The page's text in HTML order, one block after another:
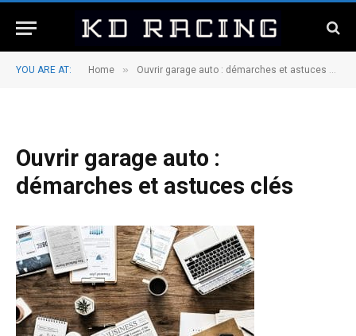
YOU ARE AT: Home » Ouvrir garage auto : démarches et astuces clés
Ouvrir garage auto :
démarches et astuces clés